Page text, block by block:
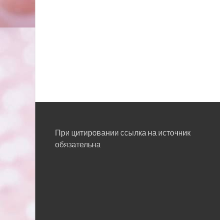
При цитировании ссылка на источник
обязательна